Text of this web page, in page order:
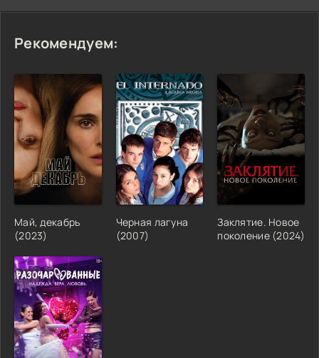
Рекомендуем:
Май, декабрь
(2023)
Черная лагуна
(2007)
Заклятие. Новое
поколение (2024)